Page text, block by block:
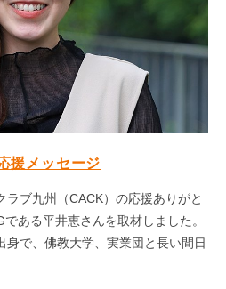
援メッセージ
ラブ九州（CACK）の応援ありがと
ある平井恵さんを取材しました。
身で、佛教大学、実業団と長い間日